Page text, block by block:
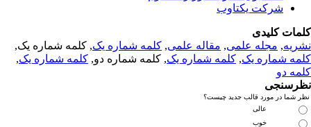
شرکت یکتاوب
کلیدی
,مجله علمی, مقاله علمی, کلمه شماره یک, کلمه شماره یک,
شماره یک,کلمه شماره یک, کلمه شماره دو,کلمه شماره یک,
دو
شما در مورد قالب جدید چیست؟
عالی
خوب